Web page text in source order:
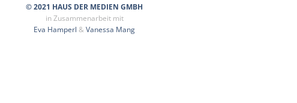
© 2021 HAUS DER MEDIEN GMBH
in Zusammenarbeit mit
Eva Hamperl &Vanessa Mang